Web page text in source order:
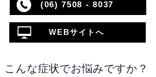
(06) 7508 - 8037
WEBサイトへ
こんな症状でお悩みですか？